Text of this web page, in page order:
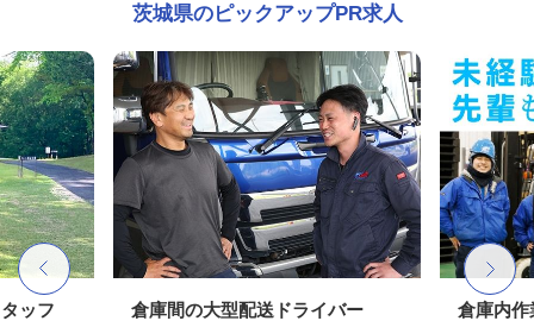
茨城県のピックアップPR求人
ッフ 倉庫間の大型配送ドライバー 倉庫内作